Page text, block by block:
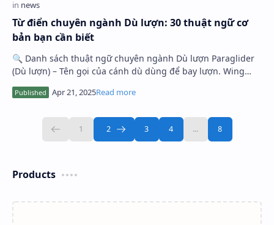
Từ điển chuyên ngành Dù lượn: 30 thuật ngữ cơ
bản bạn cần biết
🔍 Danh sách thuật ngữ chuyên ngành Dù lượn Paraglider
(Dù lượn) – Tên gọi của cánh dù dùng để bay lượn. Wing
Products